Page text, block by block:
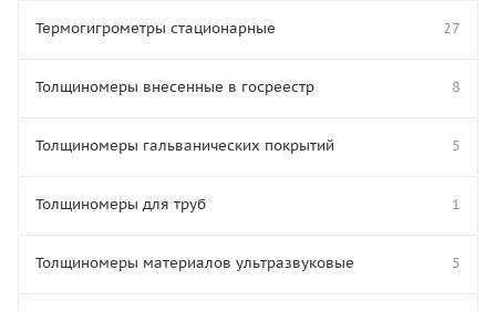
Термогигрометры стационарные 27
Толщиномеры внесенные в госреестр 8
Толщиномеры гальванических покрытий 5
Толщиномеры для труб 1
Толщиномеры материалов ультразвуковые 5